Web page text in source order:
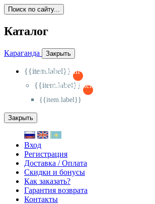
Поиск по сайту...
Каталог
Караганда Закрыть
{{item.label}}
{{activeItem==item.id?'-
{{item.label}}
{{activeSubitem==item.id?'-
{{item.label}}
Закрыть
Вход
Регистрация
Доставка / Оплата
Скидки и бонусы
Как заказать?
Гарантия возврата
Контакты